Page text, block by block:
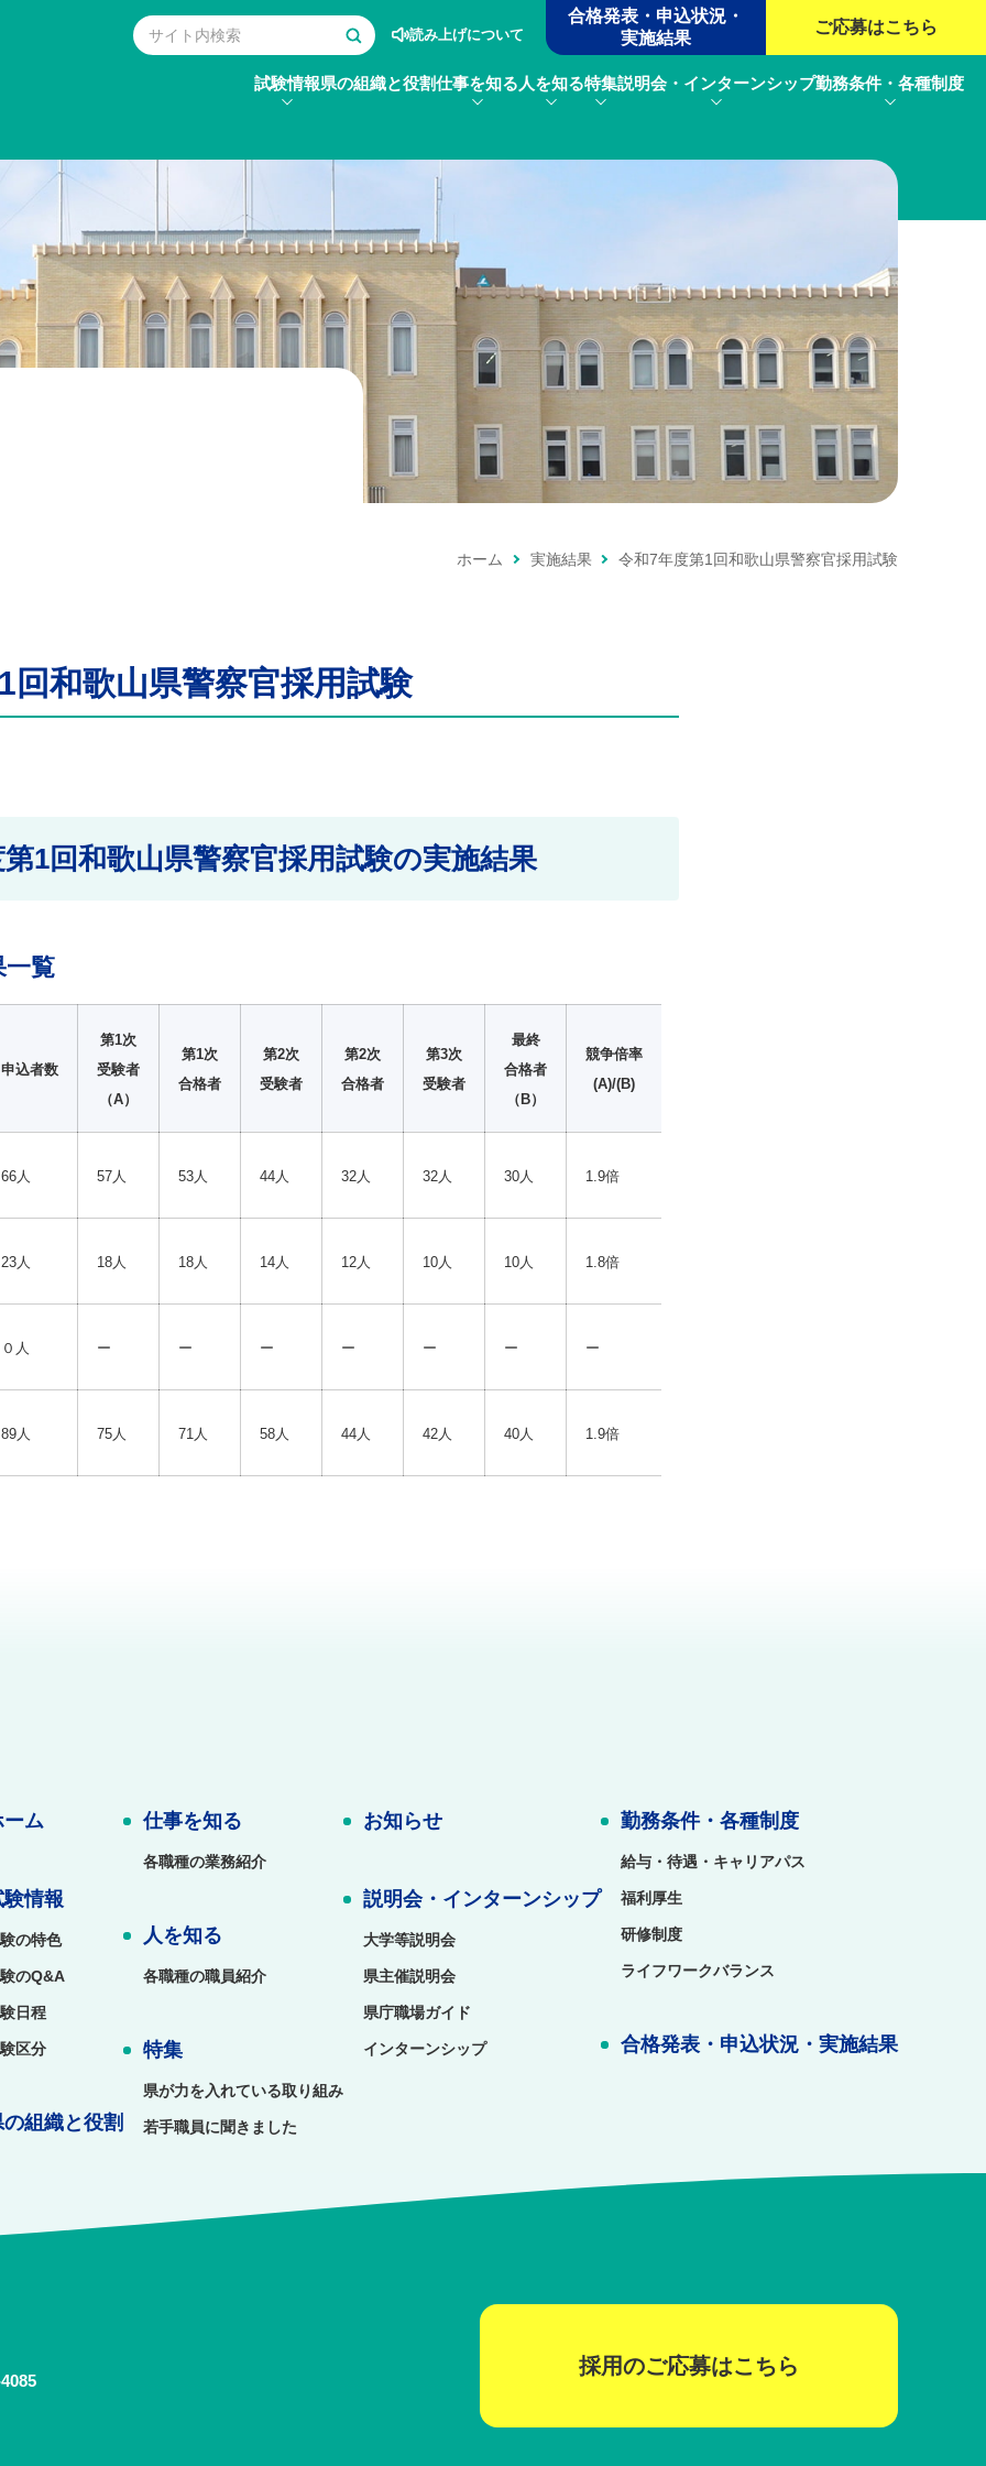
読み上げについて
合格発表・申込状況・
実施結果
ご応募はこちら
試験情報県の組織と役割仕事を知る 人を知る特集説明会・インターンシップ勤務条件・各種制度
ホーム 実施結果 令和7年度第1回和歌山県警察官採用試験
回和歌山県警察官採用試験
1回和歌山県警察官採用試験の実施結果
一覧
申込者数
第1次
受験者
（A）
第1次
合格者
第2次
受験者
第2次
合格者
第3次
受験者
最終
合格者
（B）
競争倍率
(A)/(B)
66人 57人 53人 44人 32人 32人 30人 1.9倍
23人 18人 18人 14人 12人 10人 10人 1.8倍
０人 ー ー ー ー ー ー ー
89人 75人 71人 58人 44人 42人 40人 1.9倍
ーム
験情報
の特色
のQ&A
日程
区分
の組織と役割
仕事を知る
各職種の業務紹介
人を知る
各職種の職員紹介
特集
県が力を入れている取り組み
若手職員に聞きました
お知らせ
説明会・インターンシップ
大学等説明会
県主催説明会
県庁職場ガイド
インターンシップ
勤務条件・各種制度
給与・待遇・キャリアパス
福利厚生
研修制度
ライフワークバランス
合格発表・申込状況・実施結果
採用のご応募はこちら